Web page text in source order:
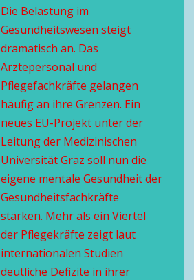
Die Belastung im
Gesundheitswesen steigt
dramatisch an. Das
Ärztepersonal und
Pflegefachkräfte gelangen
häufig an ihre Grenzen. Ein
neues EU-Projekt unter der
Leitung der Medizinischen
Universität Graz soll nun die
eigene mentale Gesundheit der
Gesundheitsfachkräfte
stärken. Mehr als ein Viertel
der Pflegekräfte zeigt laut
internationalen Studien
deutliche Defizite in ihrer